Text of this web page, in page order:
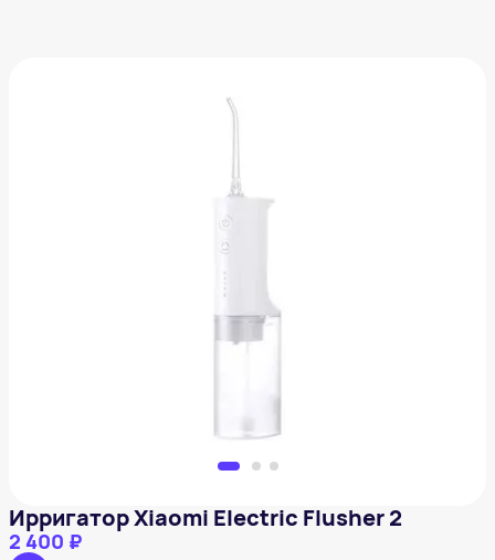
Ирригатор Xiaomi Electric Flusher 2
2 400 ₽
Добавить в вишлист
Ирригатор Xiaomi Electric Flusher 2
2 400 ₽